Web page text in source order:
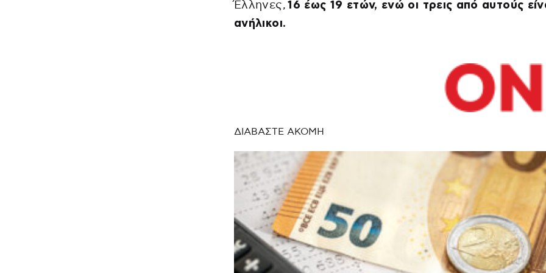
Έλληνες,16 έως 19 ετών, ενώ οι τρεις από αυτούς
ανήλικοι.
ΔΙΑΒΑΣΤΕ ΑΚΟΜΗ